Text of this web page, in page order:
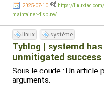
2025-07-10
https://
maintainer-dispute/
linux système
Tyblog | systemd
unmitigated success
Sous le coude : Un article
arguments.